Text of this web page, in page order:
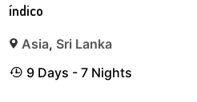
índico
Asia, Sri Lanka
9 Days - 7 Nights